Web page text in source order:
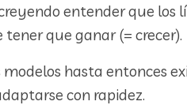
entender que los
que ganar (= crecer).
hasta entonces
con rapidez.